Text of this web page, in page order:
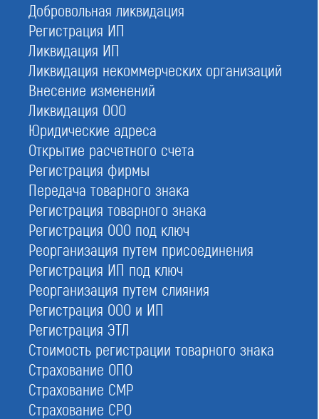
Добровольная ликвидация
Регистрация ИП
Ликвидация ИП
Ликвидация некоммерческих организаций
Внесение изменений
Ликвидация ООО
Юридические адреса
Открытие расчетного счета
Регистрация фирмы
Передача товарного знака
Регистрация товарного знака
Регистрация ООО под ключ
Реорганизация путем присоединения
Регистрация ИП под ключ
Реорганизация путем слияния
Регистрация ООО и ИП
Регистрация ЭТЛ
Стоимость регистрации товарного знака
Страхование ОПО
Страхование СМР
Страхование СРО
СРО проектировщиков входит в общий список
проектно-изыскательских объединений. Реестр
ведется на основании
регламентирует:
какие сведения должны быть указаны;
где размещается Государственный единый реестр;
сроки внесения сведений, изменений.
Постоянное местонахождение государственной
базы данных — официальный портал надзорного
органа (Ростехнадзор). Здесь указаны все СРО,
проектировочные в том числе. При поиске можно
применить фильтр, отсортировать только
проектировщиков.